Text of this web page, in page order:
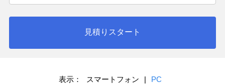
見積りスタート
表示： スマートフォン | PC